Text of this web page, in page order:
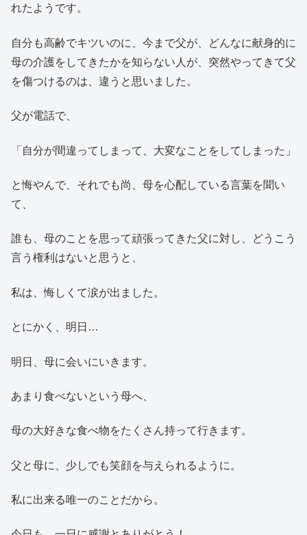
れたようです。
自分も高齢でキツいのに、今まで父が、どんなに献身的に
母の介護をしてきたかを知らない人が、突然やってきて父
を傷つけるのは、違うと思いました。
父が電話で、
「自分が間違ってしまって、大変なことをしてしまった」
と悔やんで、それでも尚、母を心配している言葉を聞い
て、
誰も、母のことを思って頑張ってきた父に対し、どうこう
言う権利はないと思うと、
私は、悔しくて涙が出ました。
とにかく、明日…
明日、母に会いにいきます。
あまり食べないという母へ、
母の大好きな食べ物をたくさん持って行きます。
父と母に、少しでも笑顔を与えられるように。
私に出来る唯一のことだから。